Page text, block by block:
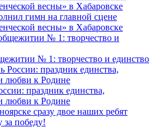
гимн на главной сцене
весны» в Хабаровске
№ 1: творчество и единство
праздник единства,
любви к Родине